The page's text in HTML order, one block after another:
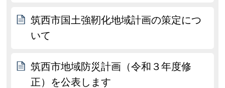
筑西市国土強靭化地域計画の策定につ
いて
筑西市地域防災計画（令和３年度修
正）を公表します